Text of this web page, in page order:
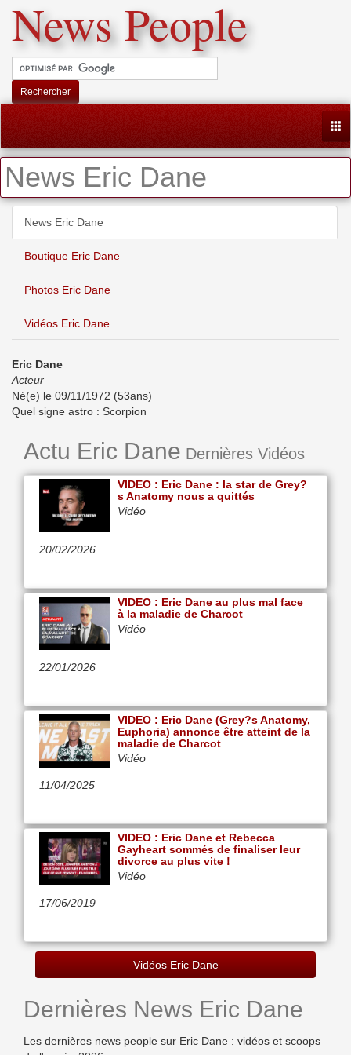
News People
Rechercher
News Eric Dane
News Eric Dane
Boutique Eric Dane
Photos Eric Dane
Vidéos Eric Dane
Eric Dane
Acteur
Né(e) le 09/11/1972 (53ans)
Quel signe astro : Scorpion
Actu Eric Dane Dernières Vidéos
20/02/2026
VIDEO : Eric Dane : la star de Grey?
s Anatomy nous a quittés
Vidéo
22/01/2026
VIDEO : Eric Dane au plus mal face
à la maladie de Charcot
Vidéo
11/04/2025
VIDEO : Eric Dane (Grey?s Anatomy,
Euphoria) annonce être atteint de la
maladie de Charcot
Vidéo
17/06/2019
VIDEO : Eric Dane et Rebecca
Gayheart sommés de finaliser leur
divorce au plus vite !
Vidéo
Vidéos Eric Dane
Dernières News Eric Dane
Les dernières news people sur Eric Dane : vidéos et scoops